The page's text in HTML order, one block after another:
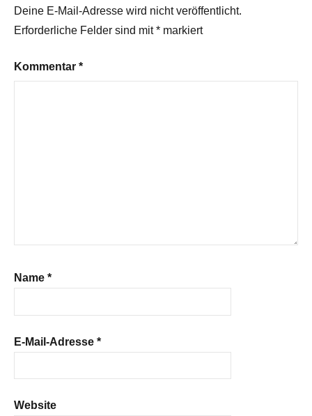
Deine E-Mail-Adresse wird nicht veröffentlicht.
Erforderliche Felder sind mit* markiert
Kommentar *
Name *
E-Mail-Adresse *
Website